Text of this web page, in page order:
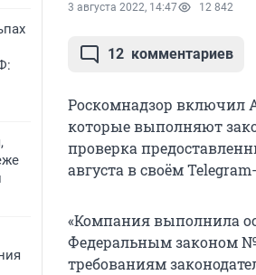
3 августа 2022, 14:47 12 842
12 комментариев
Роскомнадзор включил
которые выполняют
проверка
августа в своём
«Компания выполнила
Федеральным законом №
требованиям